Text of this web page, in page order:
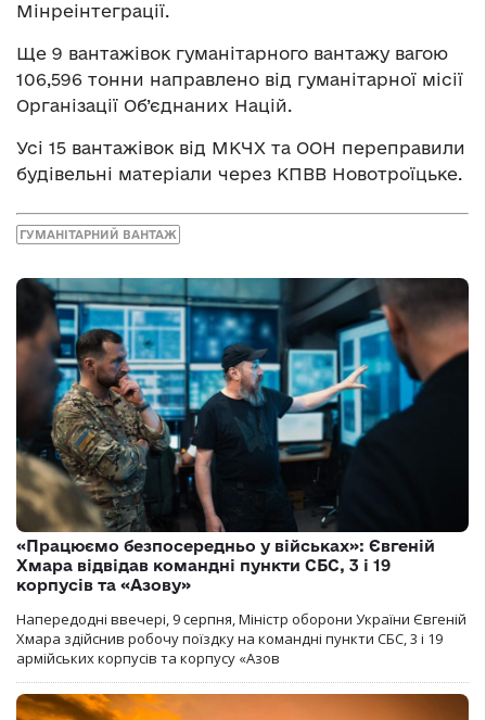
Мінреінтеграції.
Ще 9 вантажівок гуманітарного вантажу вагою
106,596 тонни направлено від гуманітарної місії
Організації Об’єднаних Націй.
Усі 15 вантажівок від МКЧХ та ООН переправили
будівельні матеріали через КПВВ Новотроїцьке.
ГУМАНІТАРНИЙ ВАНТАЖ
«Працюємо безпосередньо у військах»: Євгеній
Хмара відвідав командні пункти СБС, 3 і 19
корпусів та «Азову»
Напередодні ввечері, 9 серпня, Міністр оборони України Євгеній
Хмара здійснив робочу поїздку на командні пункти СБС, 3 і 19
армійських корпусів та корпусу «Азов